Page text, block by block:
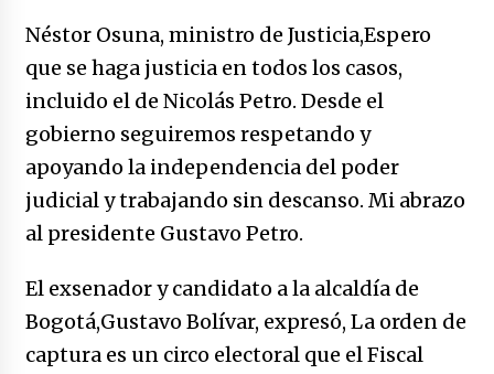
Néstor Osuna, ministro de Justicia,Espero
que se haga justicia en todos los casos,
incluido el de Nicolás Petro. Desde el
gobierno seguiremos respetando y
apoyando la independencia del poder
judicial y trabajando sin descanso. Mi abrazo
al presidente Gustavo Petro.
El exsenador y candidato a la alcaldía de
Bogotá,Gustavo Bolívar, expresó, La orden de
captura es un circo electoral que el Fiscal